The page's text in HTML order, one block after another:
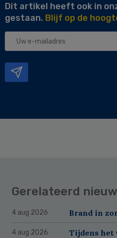
Dit artikel heeft ook in
gestaan. Blijf op de
Uw
Gerelateerd
4 aug 2026 Brand in
4 aug 2026
Tijdens het